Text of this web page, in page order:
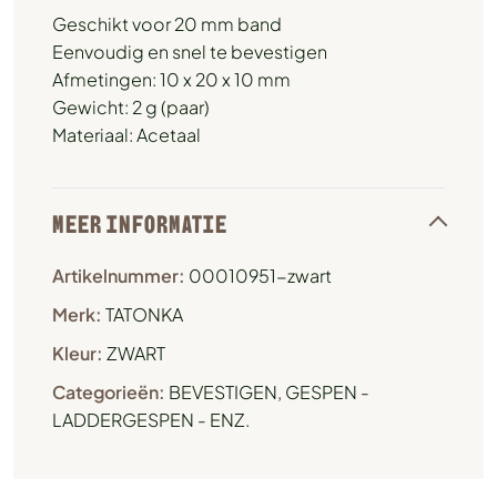
Geschikt voor 20 mm band
Eenvoudig en snel te bevestigen
Afmetingen: 10 x 20 x 10 mm
Gewicht: 2 g (paar)
Materiaal: Acetaal
MEER INFORMATIE
Artikelnummer: 00010951-zwart
Merk: TATONKA
Kleur: ZWART
Categorieën: BEVESTIGEN, GESPEN -
LADDERGESPEN - ENZ.